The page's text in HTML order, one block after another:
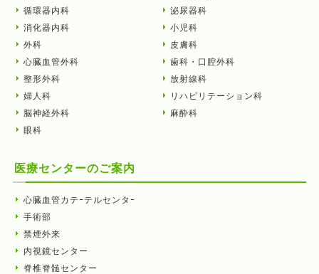
循環器内科
消化器内科
外科
心臓血管外科
整形外科
婦人科
脳神経外科
眼科
泌尿器科
小児科
皮膚科
歯科・口腔外科
放射線科
リハビリテーション科
麻酔科
医療センターのご案内
心臓血管カテｰテルセンタｰ
手術部
禁煙外来
内視鏡センター
脊椎脊髄センター